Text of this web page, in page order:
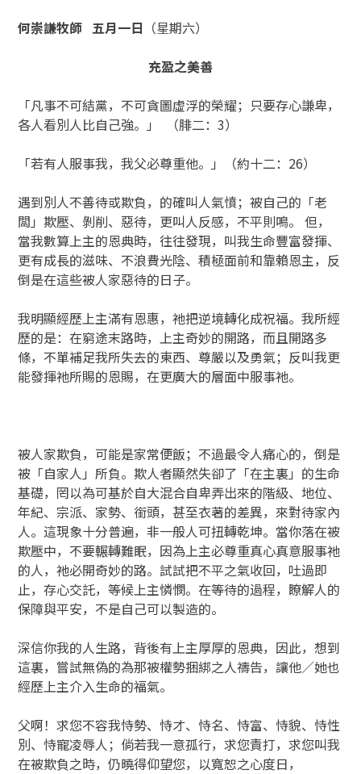
何崇謙牧師 五月一日 （星期六）
充盈之美善
「凡事不可結黨，不可貪圖虛浮的榮耀；只要存心謙卑，
各人看別人比自己強。」 （腓二：3）
「若有人服事我，我父必尊重他。」（約十二：26）
遇到別人不善待或欺負，的確叫人氣憤；被自己的「老
闆」欺壓、剝削、惡待，更叫人反感，不平則鳴。 但，
當我數算上主的恩典時，往往發現，叫我生命豐富發揮、
更有成長的滋味、不浪費光陰、積極面前和靠賴恩主，反
倒是在這些被人家惡待的日子。
我明顯經歷上主滿有恩惠，祂把逆境轉化成祝福。我所經
歷的是：在窮途末路時，上主奇妙的開路，而且開路多
條，不單補足我所失去的東西、尊嚴以及勇氣；反叫我更
能發揮祂所賜的恩賜，在更廣大的層面中服事祂。
被人家欺負，可能是家常便飯；不過最令人痛心的，倒是
被「自家人」所負。欺人者顯然失卻了「在主裏」的生命
基礎，罔以為可基於自大混合自卑弄出來的階級、地位、
年紀、宗派、家勢、銜頭，甚至衣著的差異，來對待家內
人。這現象十分普遍，非一般人可扭轉乾坤。當你落在被
欺壓中，不要輾轉難眠，因為上主必尊重真心真意服事祂
的人，祂必開奇妙的路。試試把不平之氣收回，吐過即
止，存心交託，等候上主憐憫。在等待的過程，瞭解人的
保障與平安，不是自己可以製造的。
深信你我的人生路，背後有上主厚厚的恩典，因此，想到
這裏，嘗試無偽的為那被權勢捆綁之人禱告，讓他／她也
經歷上主介入生命的福氣。
父啊！求您不容我恃勢、恃才、恃名、恃富、恃貌、恃性
別、恃寵凌辱人；倘若我一意孤行，求您責打，求您叫我
在被欺負之時，仍曉得仰望您，以寬恕之心度日，